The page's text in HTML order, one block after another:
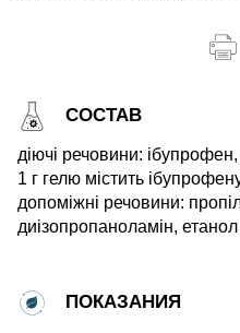
СОСТАВ
діючі речовини:
1 г гелю містить
допоміжні речовини:
диізопропаноламін,
ПОКАЗАНИЯ